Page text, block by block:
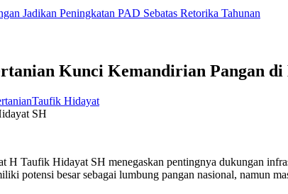
Jadikan Peningkatan PAD Sebatas Retorika Tahunan
Kunci Kemandirian Pangan di
Taufik Hidayat
SH
Taufik Hidayat SH menegaskan pentingnya dukungan
potensi besar sebagai lumbung pangan nasional, namun